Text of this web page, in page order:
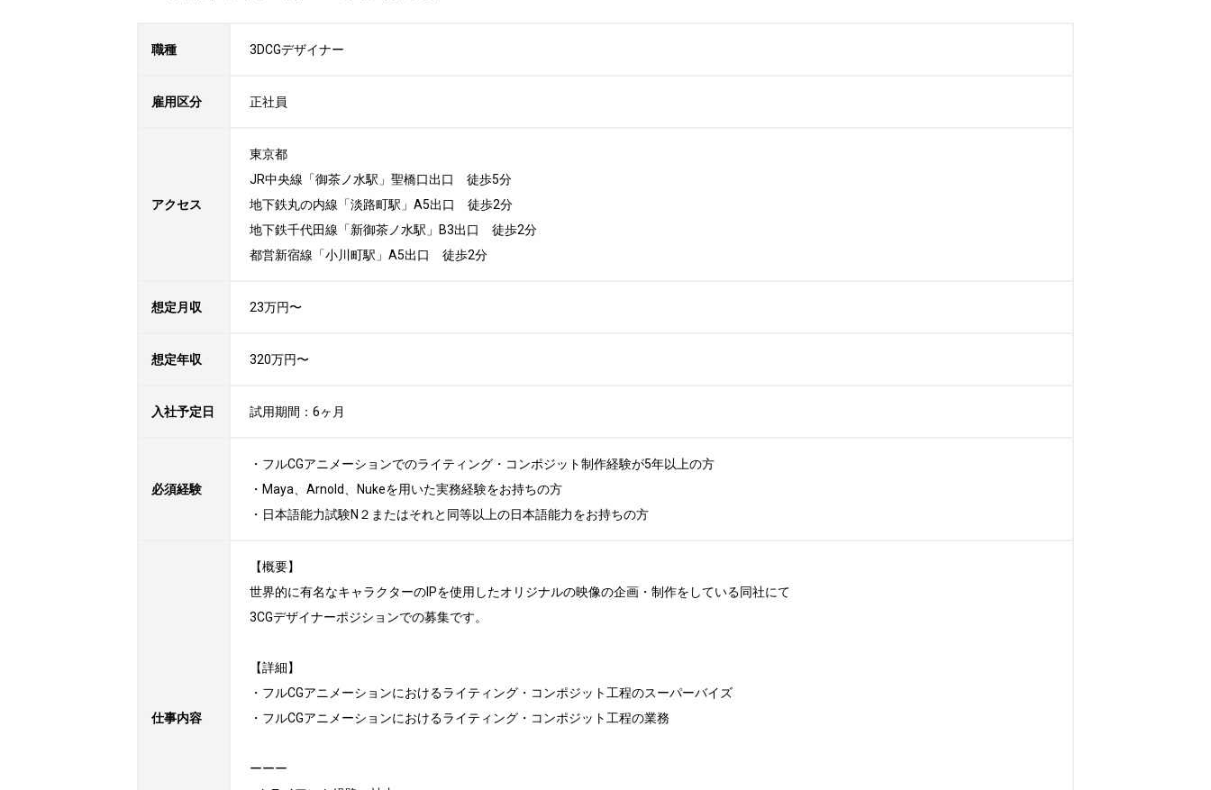
職種 3DCGデザイナー
雇用区分 正社員
アクセス
東京都
JR中央線「御茶ノ水駅」聖橋口出口　徒歩5分
地下鉄丸の内線「淡路町駅」A5出口　徒歩2分
地下鉄千代田線「新御茶ノ水駅」B3出口　徒歩2分
都営新宿線「小川町駅」A5出口　徒歩2分
想定月収 23万円〜
想定年収 320万円〜
入社予定日 試用期間：6ヶ月
必須経験
・フルCGアニメーションでのライティング・コンポジット制作経験が5年以上の方
・Maya、Arnold、Nukeを用いた実務経験をお持ちの方
・日本語能力試験N２またはそれと同等以上の日本語能力をお持ちの方
仕事内容
【概要】
世界的に有名なキャラクターのIPを使用したオリジナルの映像の企画・制作をしている同社にて
3CGデザイナーポジションでの募集です。
【詳細】
・フルCGアニメーションにおけるライティング・コンポジット工程のスーパーバイズ
・フルCGアニメーションにおけるライティング・コンポジット工程の業務
ーーー